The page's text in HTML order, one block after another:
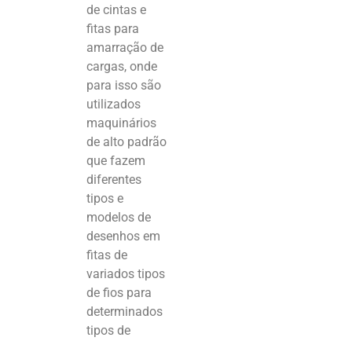
de cintas e
fitas para
amarração de
cargas, onde
para isso são
utilizados
maquinários
de alto padrão
que fazem
diferentes
tipos e
modelos de
desenhos em
fitas de
variados tipos
de fios para
determinados
tipos de